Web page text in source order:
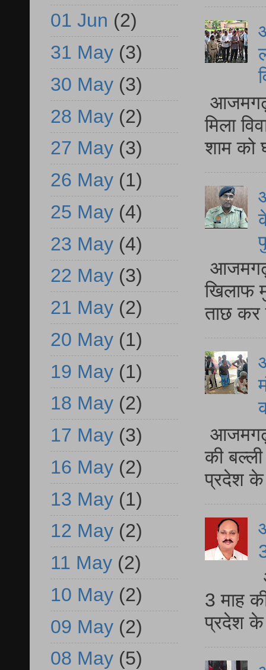
आजमगढ़
मिला
शाम को
आजमगढ़
खिलाफ
ताछ कर
आजमगढ़
की
प्रदेश
3 माह
प्रदेश
01 Jun (2)
31 May (3)
30 May (3)
28 May (2)
27 May (3)
26 May (1)
25 May (4)
23 May (4)
22 May (3)
21 May (2)
20 May (1)
19 May (1)
18 May (2)
17 May (3)
16 May (2)
13 May (1)
12 May (2)
11 May (2)
10 May (2)
09 May (2)
08 May (5)